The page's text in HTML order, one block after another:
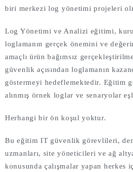
biri merkezi log yönetimi projeleri
Log Yönetimi ve Analizi eğitimi,
loglamanın gerçek önemini ve
amaçlı ürün bağımsız
güvenlik açısından loglamanın
göstermeyi hedeflemektedir. Eğitim
alınmış örnek loglar ve senaryolar
Herhangi bir ön koşul yoktur.
Bu eğitim IT güvenlik görevlileri,
uzmanları, site yöneticileri ve ağ
konusunda çalışmalar yapan herkes